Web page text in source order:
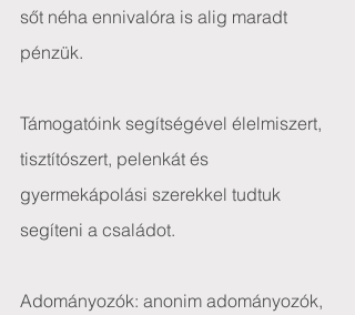
sőt néha ennivalóra is alig maradt
pénzük.
Támogatóink segítségével élelmiszert,
tisztítószert, pelenkát és
gyermekápolási szerekkel tudtuk
segíteni a családot.
Adományozók: anonim adományozók,